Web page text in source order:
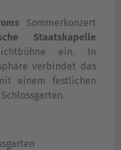
Sommerkonzert
Staatskapelle
ein. In
verbindet das
einem festlichen